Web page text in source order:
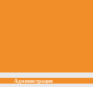
Администрация